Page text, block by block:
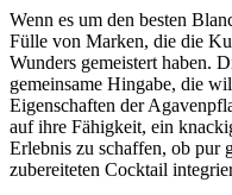
Wenn es um den besten
Fülle von Marken, die die
Wunders gemeistert haben.
gemeinsame Hingabe, die
Eigenschaften der
auf ihre Fähigkeit, ein
Erlebnis zu schaffen, ob pur
zubereiteten Cocktail